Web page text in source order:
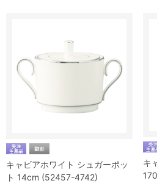
キャビアホワイト シュガーポッ
ト 14cm (52457-4742)
キ